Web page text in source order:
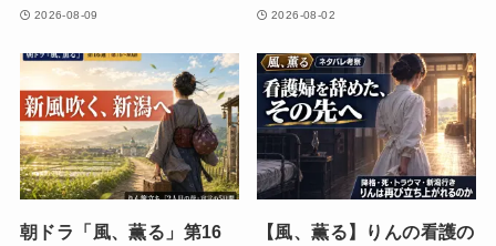
2026-08-09 2026-08-02
朝ドラ「風、薫る」第16
【風、薫る】りんの看護の